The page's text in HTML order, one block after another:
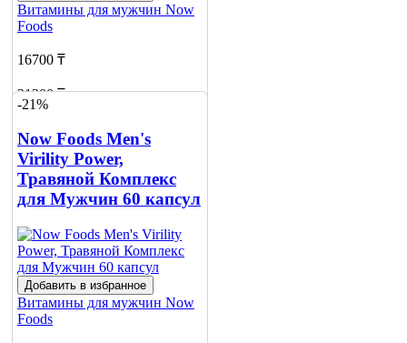
Витамины для мужчин Now
Foods
16700 ₸
21300 ₸
-21%
Now Foods Men's
Virility Power,
Травяной Комплекс
для Мужчин 60 капсул
Добавить в избранное
Витамины для мужчин Now
Foods